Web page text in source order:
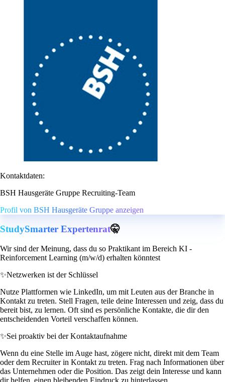
Kontaktdaten:
BSH Hausgeräte Gruppe Recruiting-Team
Profil von BSH Hausgeräte Gruppe anzeigen
StudySmarter Expertenrat🤫
Wir sind der Meinung, dass du so Praktikant im Bereich KI -
Reinforcement Learning (m/w/d) erhalten könntest
✨Netzwerken ist der Schlüssel
Nutze Plattformen wie LinkedIn, um mit Leuten aus der Branche in
Kontakt zu treten. Stell Fragen, teile deine Interessen und zeig, dass du
bereit bist, zu lernen. Oft sind es persönliche Kontakte, die dir den
entscheidenden Vorteil verschaffen können.
✨Sei proaktiv bei der Kontaktaufnahme
Wenn du eine Stelle im Auge hast, zögere nicht, direkt mit dem Team
oder dem Recruiter in Kontakt zu treten. Frag nach Informationen über
das Unternehmen oder die Position. Das zeigt dein Interesse und kann